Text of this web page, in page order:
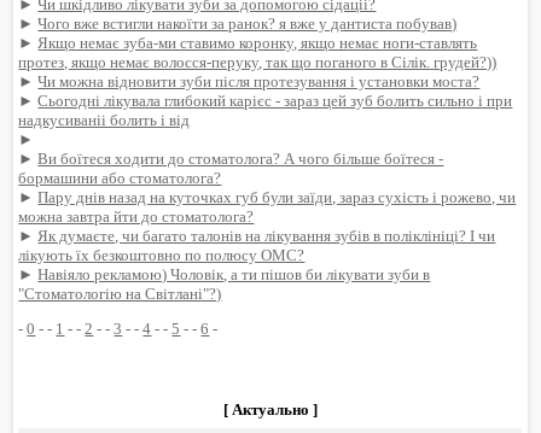
►Чи шкідливо лікувати зуби за допомогою сідаціі?
►Чого вже встигли накоїти за ранок? я вже у дантиста побував)
► Якщо немає зуба-ми ставимо коронку, якщо немає ноги-ставлять
протез, якщо немає волосся-перуку, так що поганого в Сілік. грудей?))
►Чи можна відновити зуби після протезування і установки моста?
►Сьогодні лікувала глибокий карієс - зараз цей зуб болить сильно і при
надкусиваніі болить і від
►
►Ви боїтеся ходити до стоматолога? А чого більше боїтеся -
бормашини або стоматолога?
►Пару днів назад на куточках губ були заїди, зараз сухість і рожево, чи
можна завтра йти до стоматолога?
► Як думаєте, чи багато талонів на лікування зубів в поліклініці? І чи
лікують їх безкоштовно по полюсу ОМС?
►Навіяло рекламою) Чоловік, а ти пішов би лікувати зуби в
"Стоматологію на Світлані"?)
-0 - - 1 - - 2 - -3 - -4 - -5 - -6 -
[ Актуально ]